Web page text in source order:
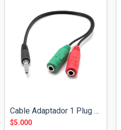
Cable Adaptador 1 Plug 3.5 a 2 Jack 3.5...
$5.000